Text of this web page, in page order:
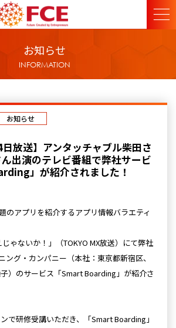
お知らせ
INFORMATION
お知らせ
日放送】アンタッチャブル柴田さ
出演のテレビ番組で弊社サービ
」が紹介されました！
のアプリを紹介するアプリ情報バラエティ
じゃないか！」（TOKYO MX放送）にて弊社
ング・カンパニー（本社：東京都新宿区、
）のサービス「Smart Boarding」が紹介さ
で研修受講いただき、「Smart Boarding」